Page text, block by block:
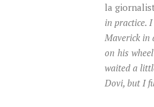
la
in practice.
Maverick in
on his
waited a
Dovi, but I